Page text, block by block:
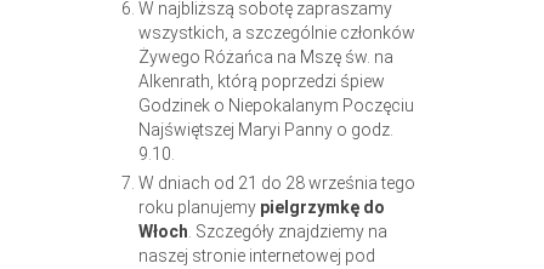
W najbliższą sobotę zapraszamy
wszystkich, a szczególnie członków
Żywego Różańca na Mszę św. na
Alkenrath, którą poprzedzi śpiew
Godzinek o Niepokalanym Poczęciu
Najświętszej Maryi Panny o godz.
9.10.
W dniach od 21 do 28 września tego
roku planujemy pielgrzymkę do
Włoch . Szczegóły znajdziemy na
naszej stronie internetowej pod